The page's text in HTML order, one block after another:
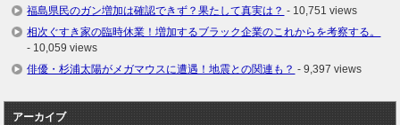
福島県民のガン増加は確認できず？果たして真実は？ - 10,751 views
相次ぐすき家の臨時休業！増加するブラック企業のこれからを考察する。
- 10,059 views
俳優・杉浦太陽がメガマウスに遭遇！地震との関連も？ - 9,397 views
アーカイブ